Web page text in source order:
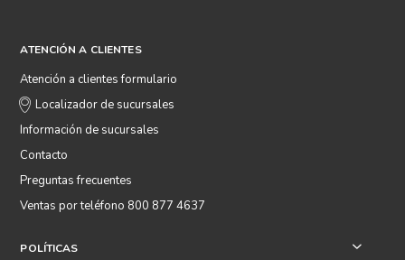
ATENCIÓN A CLIENTES
Atención a clientes formulario
Localizador de sucursales
Información de sucursales
Contacto
Preguntas frecuentes
Ventas por teléfono 800 877 4637
POLÍTICAS +